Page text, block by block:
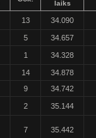
laiks
13 34.090
5 34.657
1 34.328
14 34.878
9 34.742
2 35.144
7 35.442